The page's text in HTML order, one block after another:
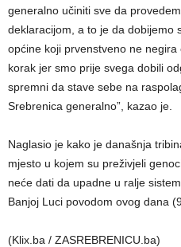
generalno učiniti sve da
deklaracijom, a to je da dobijemo
općine koji prvenstveno ne
korak jer smo prije svega dobili
spremni da stave sebe na
Srebrenica generalno”, kazao je.
Naglasio je kako je današnja
mjesto u kojem su preživjeli
neće dati da upadne u ralje
Banjoj Luci povodom ovog dana
(Klix.ba / ZASREBRENICU.ba)